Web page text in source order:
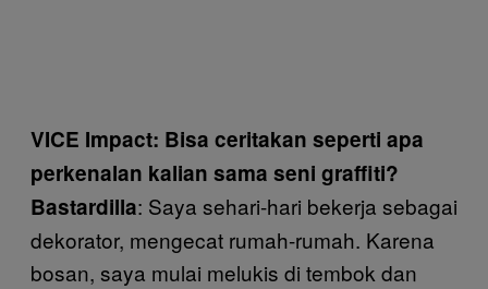
VICE Impact: Bisa ceritakan seperti apa
perkenalan kalian sama seni graffiti?
Bastardilla: Saya sehari-hari bekerja sebagai
dekorator, mengecat rumah-rumah. Karena
bosan, saya mulai melukis di tembok dan